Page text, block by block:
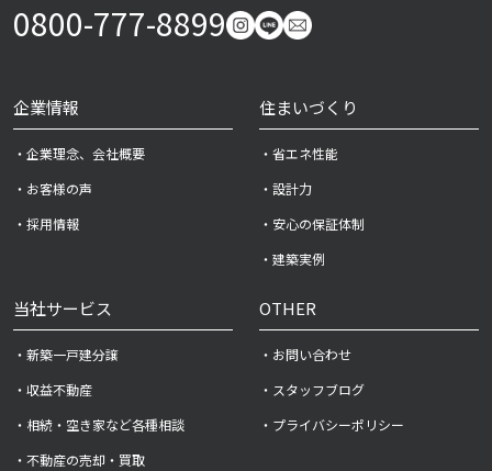
0800-777-8899
企業情報
・企業理念、会社概要
・お客様の声
・採用情報
住まいづくり
・省エネ性能
・設計力
・安心の保証体制
・建築実例
当社サービス
・新築一戸建分譲
・収益不動産
・相続・空き家など各種相談
・不動産の売却・買取
OTHER
・お問い合わせ
・スタッフブログ
・プライバシーポリシー